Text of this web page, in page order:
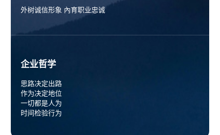
外树诚信形象 內育职业忠诚
企业哲学
思路决定出路
作为决定地位
一切都是人为
时间检验行为